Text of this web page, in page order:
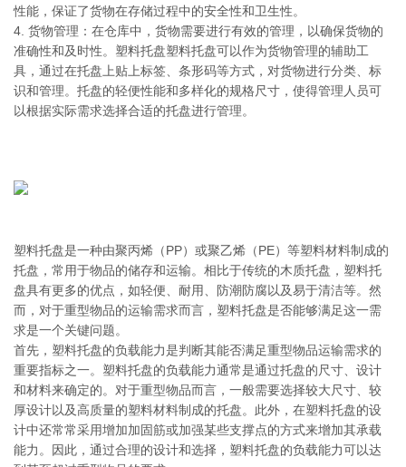
性能，保证了货物在存储过程中的安全性和卫生性。
4. 货物管理：在仓库中，货物需要进行有效的管理，以确保货物的
准确性和及时性。塑料托盘塑料托盘可以作为货物管理的辅助工
具，通过在托盘上贴上标签、条形码等方式，对货物进行分类、标
识和管理。托盘的轻便性能和多样化的规格尺寸，使得管理人员可
以根据实际需求选择合适的托盘进行管理。
塑料托盘是一种由聚丙烯（PP）或聚乙烯（PE）等塑料材料制成的
托盘，常用于物品的储存和运输。相比于传统的木质托盘，塑料托
盘具有更多的优点，如轻便、耐用、防潮防腐以及易于清洁等。然
而，对于重型物品的运输需求而言，塑料托盘是否能够满足这一需
求是一个关键问题。
首先，塑料托盘的负载能力是判断其能否满足重型物品运输需求的
重要指标之一。塑料托盘的负载能力通常是通过托盘的尺寸、设计
和材料来确定的。对于重型物品而言，一般需要选择较大尺寸、较
厚设计以及高质量的塑料材料制成的托盘。此外，在塑料托盘的设
计中还常常采用增加加固筋或加强某些支撑点的方式来增加其承载
能力。因此，通过合理的设计和选择，塑料托盘的负载能力可以达